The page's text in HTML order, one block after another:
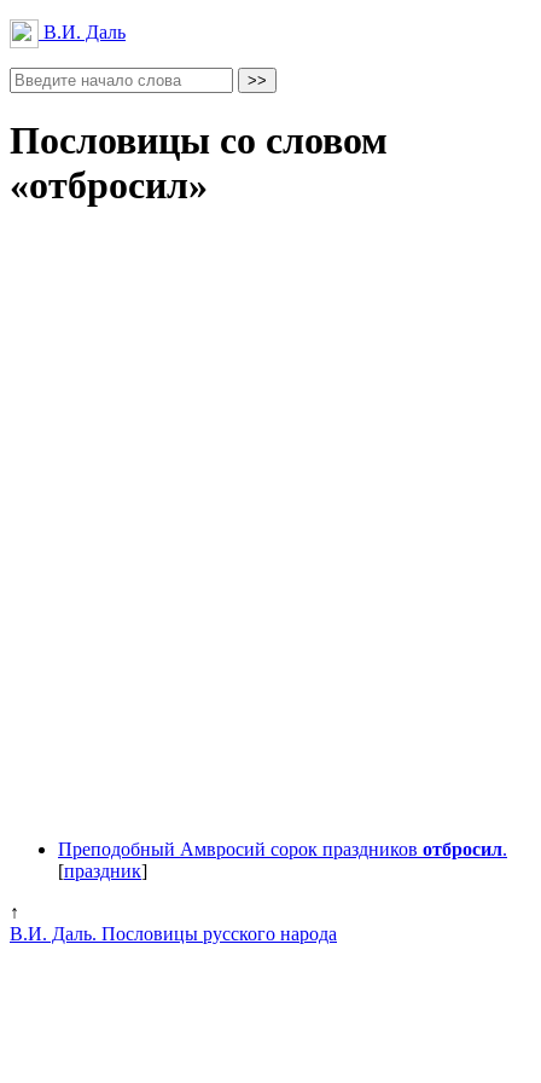
В.И. Даль
Пословицы со словом
«отбросил»
Преподобный Амвросий сорок праздников отбросил.
[праздник]
↑
В.И. Даль. Пословицы русского народа